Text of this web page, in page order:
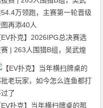
EV扑克】2026IPG总决赛选
| 263人围猎B组，吴武煌
万领跑，主赛第一轮晋级版
EV扑克】当年横扫牌桌的那